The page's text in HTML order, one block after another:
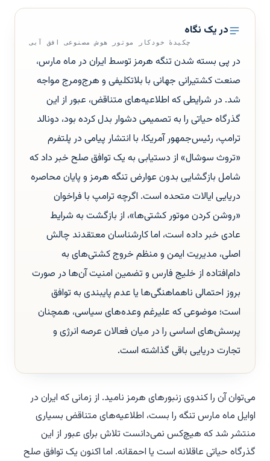
در یک نگاه
چکیدهٔ خودکار موتور هوش مصنوعی افق آبی
در پی بسته شدن تنگه هرمز توسط ایران در ماه مارس،
صنعت کشتیرانی جهانی با بلاتکلیفی و هرج‌ومرج مواجه
شد. در شرایطی که اطلاعیه‌های متناقض، عبور از این
گذرگاه حیاتی را به تصمیمی دشوار بدل کرده بود، دونالد
ترامپ، رئیس‌جمهور آمریکا، با انتشار پیامی در پلتفرم
«تروث سوشال» از دستیابی به یک توافق صلح خبر داد که
شامل بازگشایی بدون عوارض تنگه هرمز و پایان محاصره
دریایی ایالات متحده است. اگرچه ترامپ با فراخوان
«روشن کردن موتور کشتی‌ها»، از بازگشت به شرایط
عادی خبر داده است، اما کارشناسان معتقدند چالش
اصلی، مدیریت ایمن و منظم خروج کشتی‌های به
دام‌افتاده از خلیج فارس و تضمین امنیت آن‌ها در صورت
بروز احتمالی ناهماهنگی‌ها یا عدم پایبندی به توافق
است؛ موضوعی که علیرغم وعده‌های سیاسی، همچنان
پرسش‌های اساسی را در میان فعالان عرصه انرژی و
تجارت دریایی باقی گذاشته است.
می‌توان آن را کندوی زنبورهای هرمز نامید. از زمانی که ایران در
اوایل ماه مارس تنگه را بست، اطلاعیه‌های متناقض بسیاری
منتشر شد که هیچ‌کس نمی‌دانست تلاش برای عبور از این
گذرگاه حیاتی عاقلانه است یا احمقانه. اما اکنون یک توافق صلح